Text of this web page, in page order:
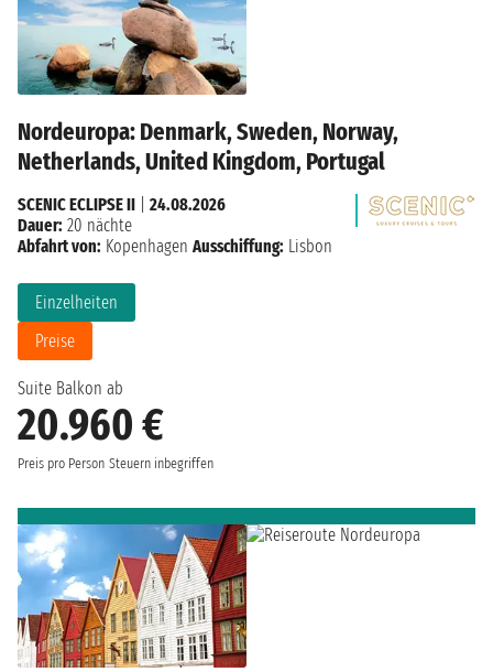
Nordeuropa: Denmark, Sweden, Norway,
Netherlands, United Kingdom, Portugal
Suite Balkon ab
20.960 €
Preis pro Person Steuern inbegriffen
Einzelheiten
Preise
SCENIC ECLIPSE II
24.08.2026
Dauer: 20 nächte
Abfahrt von: Kopenhagen Ausschiffung: Lisbon